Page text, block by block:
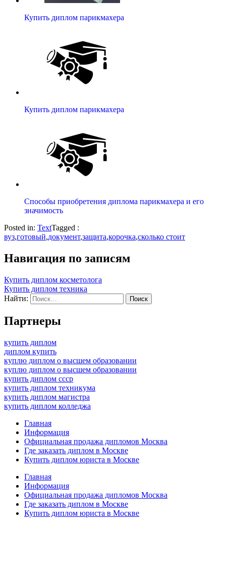
Купить диплом парикмахера
Купить диплом парикмахера
Способы приобретения диплома парикмахера и его
значимость
Posted in: TextTagged :
вуз,готовый,документ,защита,корочка,сколько стоит
Навигация по записям
Купить диплом косметолога
Купить диплом техника
Найти:
Партнеры
купить диплом
диплом купить
куплю диплом о высшем образовании
куплю диплом о высшем образовании
купить диплом ссср
купить диплом техникума
купить диплом магистра
купить диплом колледжа
Главная
Информация
Официальная продажа дипломов Москва
Где заказать диплом в Москве
Купить диплом юриста в Москве
Главная
Информация
Официальная продажа дипломов Москва
Где заказать диплом в Москве
Купить диплом юриста в Москве